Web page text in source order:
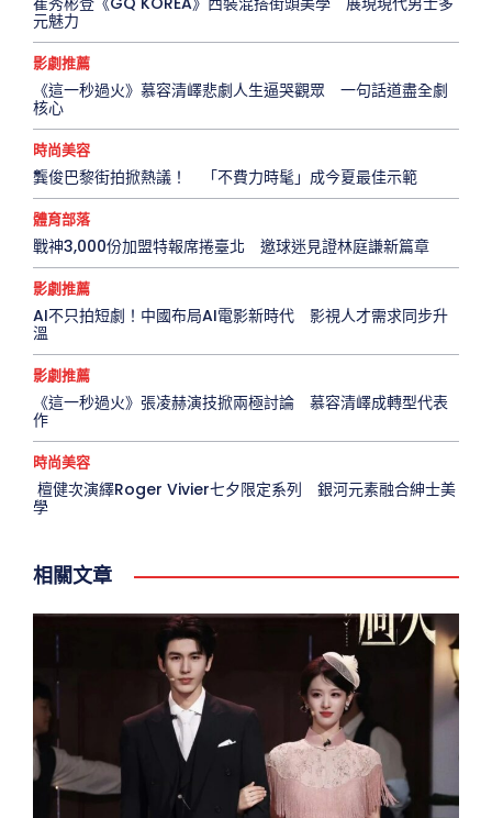
元魅力
影劇推薦
《這一秒過火》慕容清嶧悲劇人生逼哭觀眾 一句話道盡全劇
核心
時尚美容
龔俊巴黎街拍掀熱議！ 「不費力時髦」成今夏最佳示範
體育部落
戰神3,000份加盟特報席捲臺北 邀球迷見證林庭謙新篇章
影劇推薦
AI不只拍短劇！中國布局AI電影新時代 影視人才需求同步升
溫
影劇推薦
《這一秒過火》張凌赫演技掀兩極討論 慕容清嶧成轉型代表
作
時尚美容
檀健次演繹Roger Vivier七夕限定系列 銀河元素融合紳士美
學
相關文章